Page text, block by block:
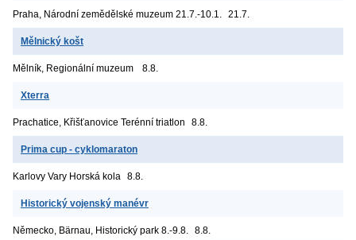
Praha, Národní zemědělské muzeum 21.7.-10.1. 21.7.
Mělnický košt
Mělník, Regionální muzeum 8.8.
Xterra
Prachatice, Křišťanovice Terénní triatlon 8.8.
Prima cup - cyklomaraton
Karlovy Vary Horská kola 8.8.
Historický vojenský manévr
Německo, Bärnau, Historický park 8.-9.8. 8.8.